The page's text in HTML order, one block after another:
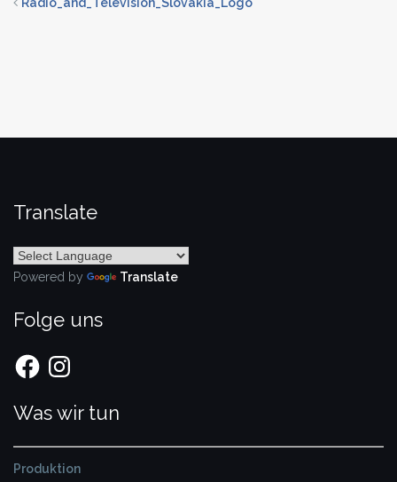
Translate
Powered by Translate
Folge uns
FacebookInstagram
Was wir tun
Produktion